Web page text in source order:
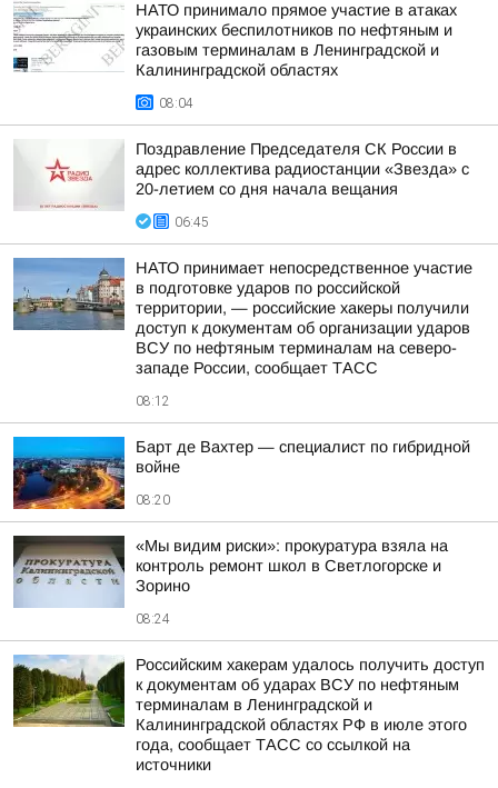
НАТО принимало прямое участие в атаках
украинских беспилотников по нефтяным и
газовым терминалам в Ленинградской и
Калининградской областях
08:04
Поздравление Председателя СК России в
адрес коллектива радиостанции «Звезда» с
20-летием со дня начала вещания
06:45
НАТО принимает непосредственное участие
в подготовке ударов по российской
территории, — российские хакеры получили
доступ к документам об организации ударов
ВСУ по нефтяным терминалам на северо-
западе России, сообщает ТАСС
08:12
Барт де Вахтер — специалист по гибридной
войне
08:20
«Мы видим риски»: прокуратура взяла на
контроль ремонт школ в Светлогорске и
Зорино
08:24
Российским хакерам удалось получить доступ
к документам об ударах ВСУ по нефтяным
терминалам в Ленинградской и
Калининградской областях РФ в июле этого
года, сообщает ТАСС со ссылкой на
источники